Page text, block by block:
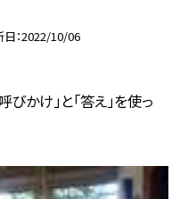
日 2022/10/06
びかけ」と「答え」を使っ